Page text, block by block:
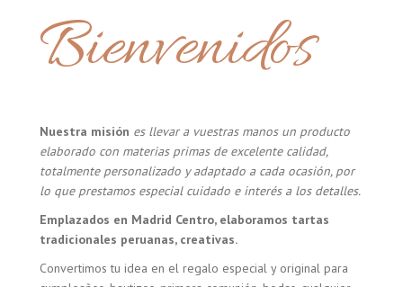
Bienvenidos
Nuestra misión es llevar a vuestras manos un producto
elaborado con materias primas de excelente calidad,
totalmente personalizado y adaptado a cada ocasión, por
lo que prestamos especial cuidado e interés a los detalles.
Emplazados en Madrid Centro, elaboramos tartas
tradicionales peruanas, creativas.
Convertimos tu idea en el regalo especial y original para